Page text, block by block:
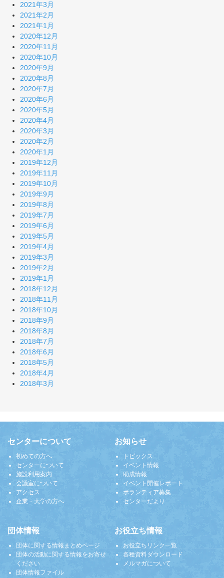
2021年3月
2021年2月
2021年1月
2020年12月
2020年11月
2020年10月
2020年9月
2020年8月
2020年7月
2020年6月
2020年5月
2020年4月
2020年3月
2020年2月
2020年1月
2019年12月
2019年11月
2019年10月
2019年9月
2019年8月
2019年7月
2019年6月
2019年5月
2019年4月
2019年3月
2019年2月
2019年1月
2018年12月
2018年11月
2018年10月
2018年9月
2018年8月
2018年7月
2018年6月
2018年5月
2018年4月
2018年3月
センターについて
初めての方へ
センターについて
施設利用案内
会議室について
アクセス
企業・大学の方へ
お知らせ
トピックス
イベント情報
助成情報
イベント開催レポート
ボランティア募集
センターだより
団体情報
団体に関する情報まとめページ
団体の活動に関する情報をお寄せ
ください
団体情報ファイル
お役立ち情報
お役立ちリンク一覧
各種資料ダウンロード
メルマガについて